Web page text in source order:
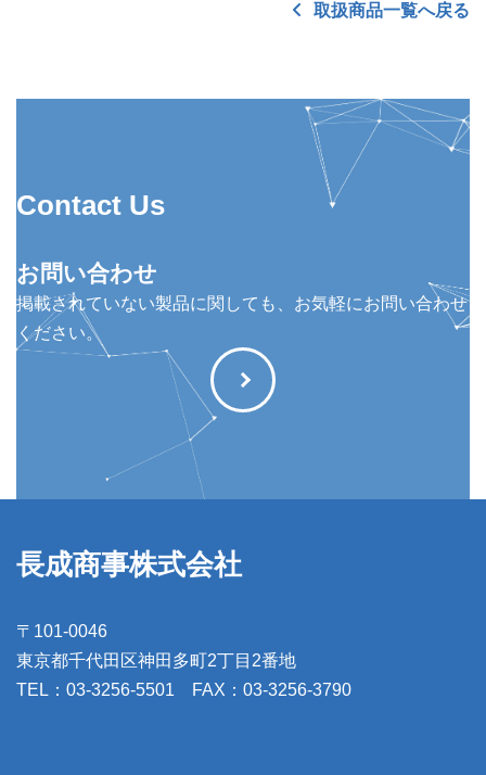
取扱商品一覧へ戻る
Contact Us
お問い合わせ
掲載されていない製品に関しても、お気軽にお問い合わせ
ください。
長成商事株式会社
〒101-0046
東京都千代田区神田多町2丁目2番地
TEL：03-3256-5501 FAX：03-3256-3790